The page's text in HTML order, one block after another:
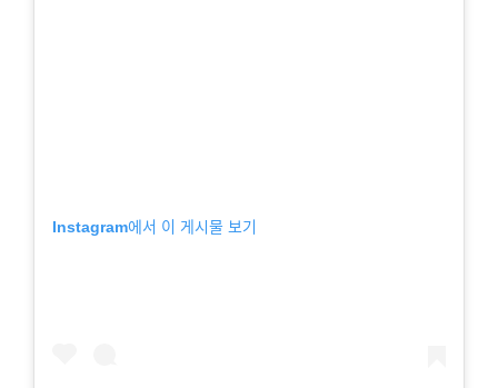
Instagram에서 이 게시물 보기